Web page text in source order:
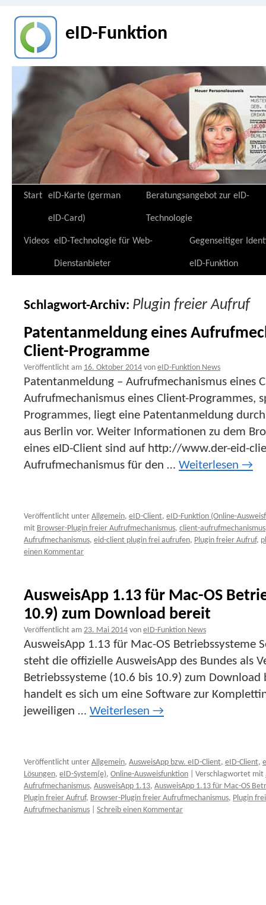
eID-Funktion
Zum
springen
Start eID-Karte (german
eID-Card)
Beratungsangebot zur eID-
Technologie
Videos eID-Technologie für Web-
Dienstanbieter
Gegenseitiger
eID-Funktion
Schlagwort-Archiv: Plugin freier Aufruf
Patentanmeldung eines
Client-Programme
Veröffentlicht am 16. Oktober 2014 von eID-Funktion News
Patentanmeldung – Aufrufmechanismus eines
Aufrufmechanismus eines Client-Programmes,
Programmes, liegt eine Patentanmeldung
aus Berlin vor. Weiter Informationen zu dem
eines eID-Client sind auf http://www.der-eid-
Aufrufmechanismus für den … Weiterlesen →
Veröffentlicht unter Allgemein, eID-Client, eID-Funktion (Online-
mit Browser-Plugin freier Aufrufmechanismus, client-aufrufmechanismus
Aufrufmechanismus, eid-client plugin frei aufrufen, Plugin freier Aufruf,
einen Kommentar
AusweisApp 1.13 für Mac-OS
10.9) zum Download bereit
Veröffentlicht am 23. Mai 2014 von eID-Funktion News
AusweisApp 1.13 für Mac-OS Betriebssysteme
steht die offizielle AusweisApp des Bundes als
Betriebssysteme (10.6 bis 10.9) zum
handelt es sich um eine Software zur
jeweiligen … Weiterlesen →
Veröffentlicht unter Allgemein, AusweisApp bzw. eID-Client, eID-Client,
Lösungen, eID-System(e), Online-Ausweisfunktion Verschlagwortet mit
Aufrufmechanismus, AusweisApp 1.13, AusweisApp 1.13 für Mac-OS
Plugin freier Aufruf, Browser-Plugin freier Aufrufmechanismus, Plugin
Aufrufmechanismus
Schreib einen Kommentar